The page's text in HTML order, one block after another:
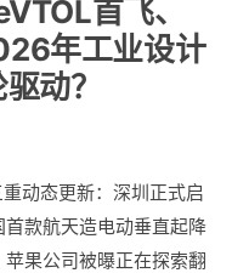
首飞、
年工业设计
动？
动态更新：深圳正式启
款航天造电动垂直起降
果公司被曝正在探索翻